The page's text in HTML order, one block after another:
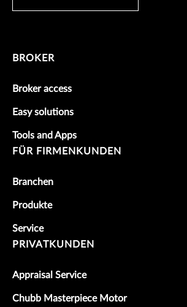
BROKER
Broker access
Easy solutions
Tools and Apps
FÜR FIRMENKUNDEN
Branchen
Produkte
Service
PRIVATKUNDEN
Appraisal Service
Chubb Masterpiece Motor